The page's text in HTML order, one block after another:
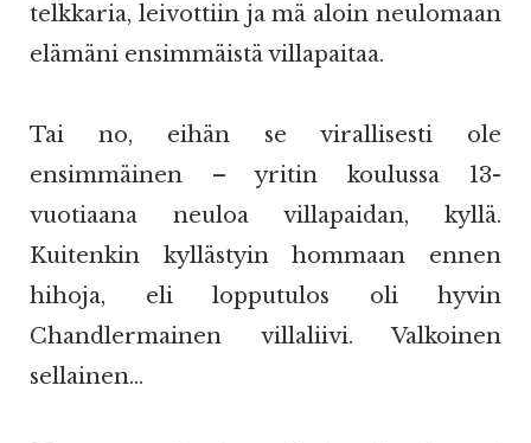
telkkaria, leivottiin ja mä aloin neulomaan
elämäni ensimmäistä villapaitaa.
Tai no, eihän se virallisesti ole
ensimmäinen – yritin koulussa 13-
vuotiaana neuloa villapaidan, kyllä.
Kuitenkin kyllästyin hommaan ennen
hihoja, eli lopputulos oli hyvin
Chandlermainen villaliivi. Valkoinen
sellainen…